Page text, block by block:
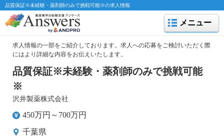
品質保証※未経験・薬剤師のみで挑戦可能※の求人情報
メニュー
求人情報の一部をご紹介しております。求人への応募をご検討いただく際
にはより詳細な内容をお伝えいたします。
品質保証※未経験・薬剤師のみで挑戦可能
※
沢井製薬株式会社
450万円～700万円
千葉県